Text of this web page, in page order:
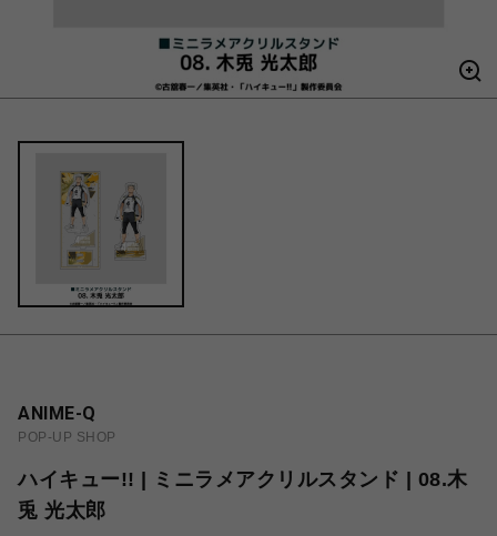
ANIME-Q
POP-UP SHOP
ハイキュー!! | ミニラメアクリルスタンド | 08.木
兎 光太郎